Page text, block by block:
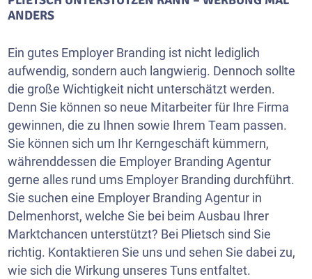
ANDERS
Ein gutes Employer Branding ist nicht lediglich
aufwendig, sondern auch langwierig. Dennoch sollte
die große Wichtigkeit nicht unterschätzt werden.
Denn Sie können so neue Mitarbeiter für Ihre Firma
gewinnen, die zu Ihnen sowie Ihrem Team passen.
Sie können sich um Ihr Kerngeschäft kümmern,
währenddessen die Employer Branding Agentur
gerne alles rund ums Employer Branding durchführt.
Sie suchen eine Employer Branding Agentur in
Delmenhorst, welche Sie bei beim Ausbau Ihrer
Marktchancen unterstützt? Bei Plietsch sind Sie
richtig. Kontaktieren Sie uns und sehen Sie dabei zu,
wie sich die Wirkung unseres Tuns entfaltet.